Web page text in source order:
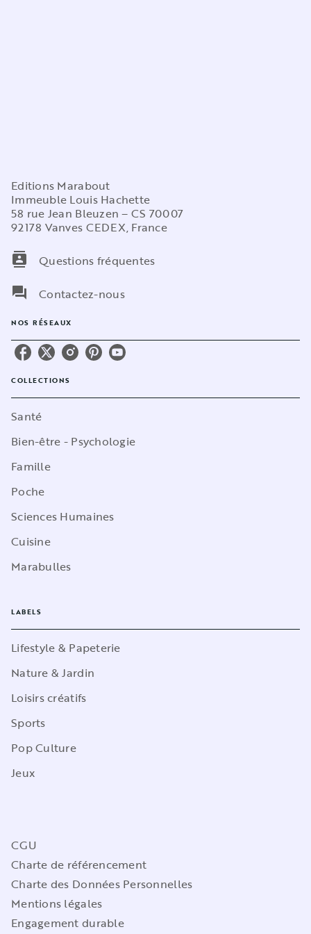
Editions Marabout
Immeuble Louis Hachette
58 rue Jean Bleuzen – CS 70007
92178 Vanves CEDEX, France
contacts
Questions fréquentes
question_answer
Contactez-nous
NOS RÉSEAUX
COLLECTIONS
Santé
Bien-être - Psychologie
Famille
Poche
Sciences Humaines
Cuisine
Marabulles
LABELS
Lifestyle & Papeterie
Nature & Jardin
Loisirs créatifs
Sports
Pop Culture
Jeux
CGU
Charte de référencement
Charte des Données Personnelles
Mentions légales
Engagement durable